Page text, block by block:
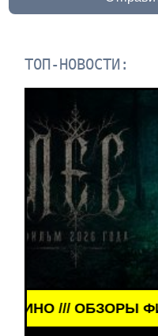
ТОП-НОВОСТИ:
/// КИНО ///